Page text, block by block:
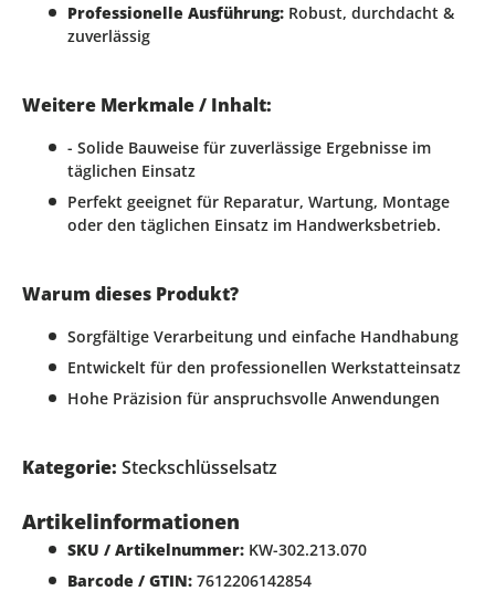
Professionelle Ausführung: Robust, durchdacht &
zuverlässig
Weitere Merkmale / Inhalt:
- Solide Bauweise für zuverlässige Ergebnisse im
täglichen Einsatz
Perfekt geeignet für Reparatur, Wartung, Montage
oder den täglichen Einsatz im Handwerksbetrieb.
Warum dieses Produkt?
Sorgfältige Verarbeitung und einfache Handhabung
Entwickelt für den professionellen Werkstatteinsatz
Hohe Präzision für anspruchsvolle Anwendungen
Kategorie: Steckschlüsselsatz
Artikelinformationen
SKU / Artikelnummer: KW-302.213.070
Barcode / GTIN: 7612206142854